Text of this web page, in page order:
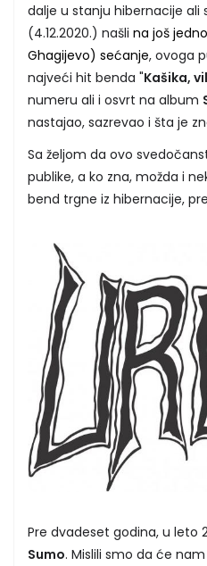
dalje u stanju hibernacije ali
(4.12.2020.) našli na još
Ghagijevo) sećanje, ovoga
najveći hit benda "Kašika,
numeru ali i osvrt na album
nastajao, sazrevao i šta je
Sa željom da ovo
publike, a ko zna, možda i
bend trgne iz hibernacije,
Pre dvadeset godina, u leto
Sumo. Mislili smo da će